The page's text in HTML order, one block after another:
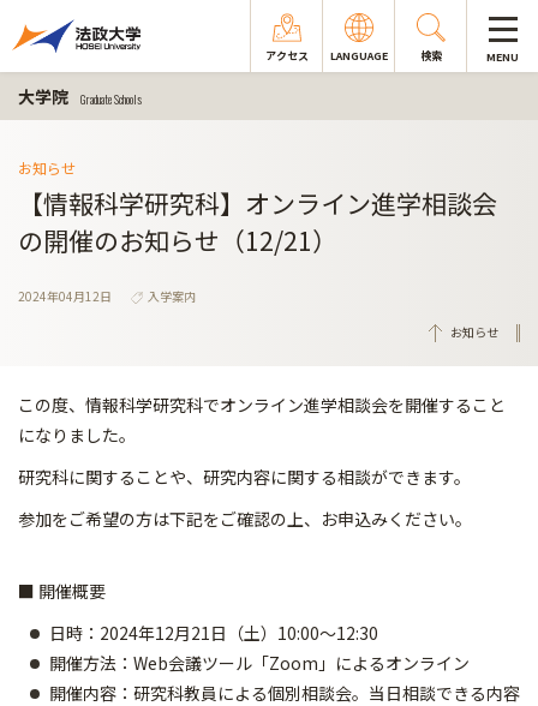
アクセス LANGUAGE 検索 MENU
大学院 Graduate Schools
お知らせ
【情報科学研究科】オンライン進学相談会
の開催のお知らせ（12/21）
2024年04月12日
入学案内
お知らせ
この度、情報科学研究科でオンライン進学相談会を開催すること
になりました。
研究科に関することや、研究内容に関する相談ができます。
参加をご希望の方は下記をご確認の上、お申込みください。
■ 開催概要
日時：2024年12月21日（土）10:00～12:30
開催方法：Web会議ツール「Zoom」によるオンライン
開催内容：研究科教員による個別相談会。当日相談できる内容